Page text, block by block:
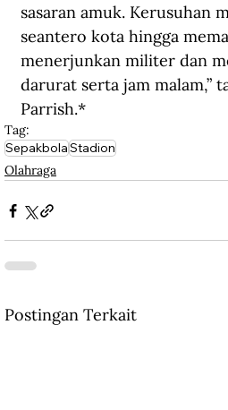
sasaran amuk. Kerusuhan
seantero kota hingga
menerjunkan militer dan
darurat serta jam malam,”
Parrish.*
Tag:
SepakbolaStadion
Olahraga
Postingan Terkait